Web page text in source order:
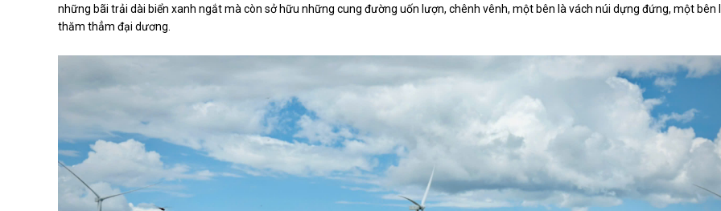
những bãi trải dài biển xanh ngắt mà còn sở hữu những cung đường uốn lượn, chênh vênh, một bên là vách núi dựng đứng, một bên
thăm thẳm đại dương.